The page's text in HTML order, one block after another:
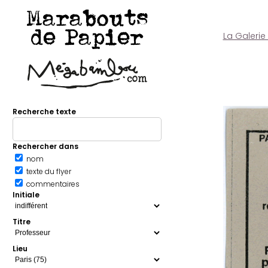
Marabouts
de Papier
Recherche texte
Rechercher dans
nom
texte du flyer
commentaires
Initiale
Titre
Lieu
La